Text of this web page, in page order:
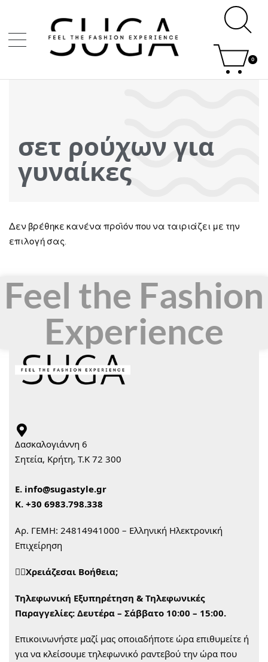
0
σετ ρούχων για
γυναίκες
Δεν βρέθηκε κανένα προϊόν που να ταιριάζει με την
επιλογή σας.
Feel the Fashion
Experience
Δασκαλογιάννη 6
Σητεία, Κρήτη, Τ.Κ 72 300
Ε. info@sugastyle.gr
Κ. +30 6983.798.338
Αρ. ΓΕΜΗ: 24814941000 – Ελληνική Ηλεκτρονική
Επιχείρηση
🙋‍♀️Χρειάζεσαι Βοήθεια;
Τηλεφωνική Εξυπηρέτηση & Τηλεφωνικές
Παραγγελίες: Δευτέρα – Σάββατο 10:00 – 15:00.
Επικοινωνήστε μαζί μας οποιαδήποτε ώρα επιθυμείτε ή
για να κλείσουμε τηλεφωνικό ραντεβού την ώρα που